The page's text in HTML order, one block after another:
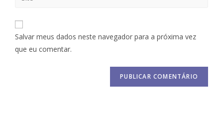
Salvar meus dados neste navegador para a próxima vez
que eu comentar.